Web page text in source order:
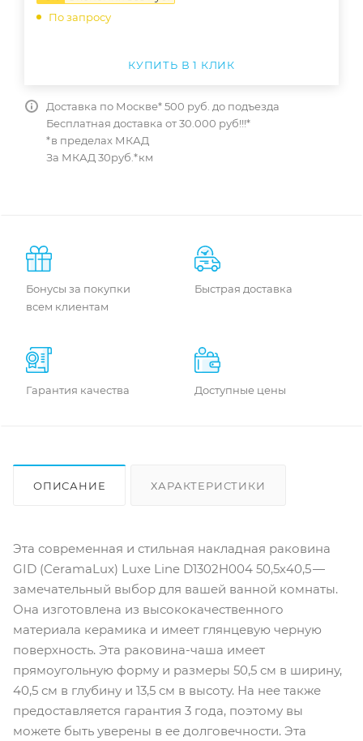
По запросу
КУПИТЬ В 1 КЛИК
Доставка по Москве* 500 руб. до подъезда
Бесплатная доставка от 30.000 руб!!!*
*в пределах МКАД
За МКАД 30руб.*км
Бонусы за покупки
всем клиентам
Быстрая доставка
Гарантия качества Доступные цены
ОПИСАНИЕ ХАРАКТЕРИСТИКИ
Эта современная и стильная накладная раковина
GID (CeramaLux) Luxe Line D1302H004 50,5х40,5 —
замечательный выбор для вашей ванной комнаты.
Она изготовлена из высококачественного
материала керамика и имеет глянцевую черную
поверхность. Эта раковина-чаша имеет
прямоугольную форму и размеры 50,5 см в ширину,
40,5 см в глубину и 13,5 см в высоту. На нее также
предоставляется гарантия 3 года, поэтому вы
можете быть уверены в ее долговечности. Эта